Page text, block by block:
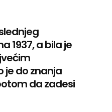
1937, a bila je
do znanja
da zadesi